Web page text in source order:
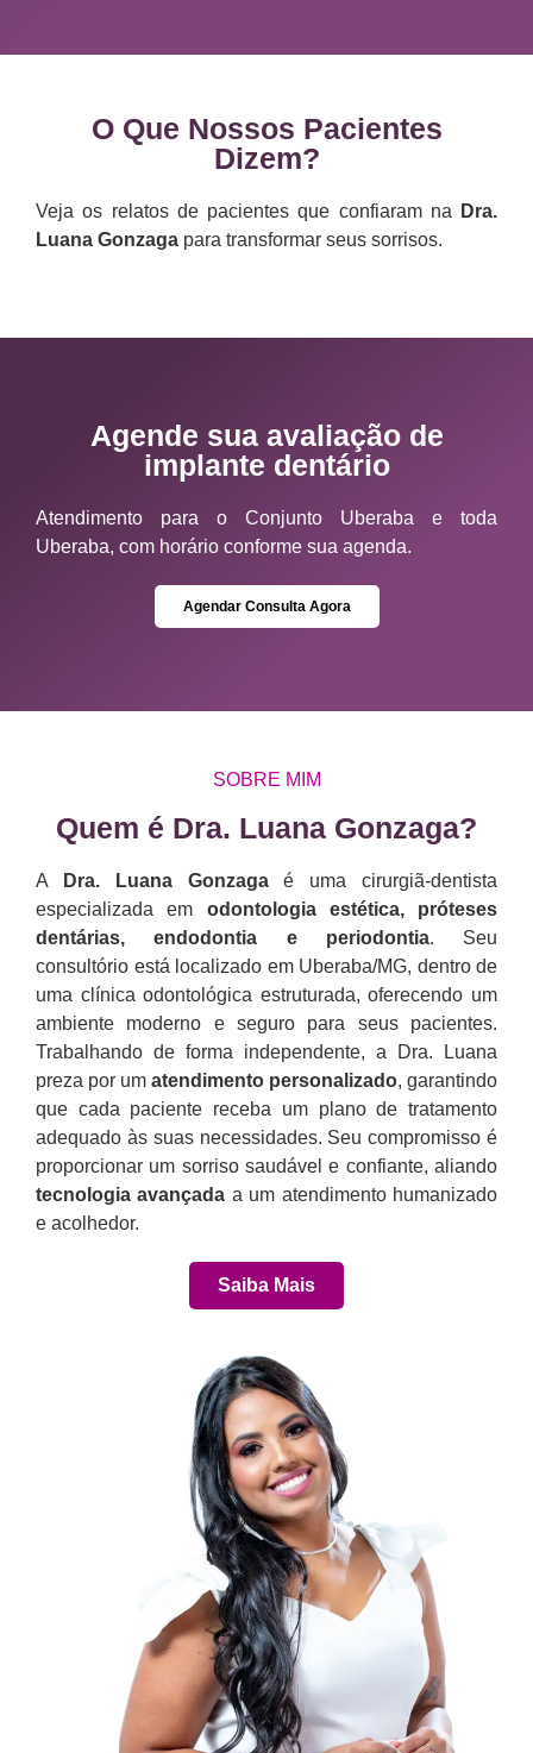
O Que Nossos Pacientes
Dizem?
Veja os relatos de pacientes que confiaram na
Dra.
Luana Gonzaga para transformar seus sorrisos.
Agende sua avaliação de
implante dentário
Atendimento para o Conjunto Uberaba e toda
Uberaba, com horário conforme sua agenda.
Agendar Consulta Agora
SOBRE MIM
Quem é Dra. Luana Gonzaga?​
A Dra. Luana Gonzagaé uma cirurgiã-dentista
especializada em odontologia estética, próteses
dentárias, endodontia e periodontia. Seu
consultório está localizado em Uberaba/MG, dentro de
uma clínica odontológica estruturada, oferecendo um
ambiente moderno e seguro para seus pacientes.
Trabalhando de forma independente, a Dra. Luana
preza por um atendimento personalizado, garantindo
que cada paciente receba um plano de tratamento
adequado às suas necessidades. Seu compromisso é
proporcionar um sorriso saudável e confiante, aliando
tecnologia avançada a um atendimento humanizado
e acolhedor.
Saiba Mais